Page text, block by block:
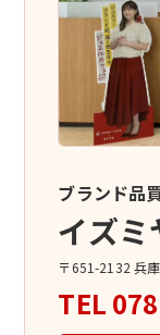
ブランド品
イズミ
〒651-2132 兵
TEL